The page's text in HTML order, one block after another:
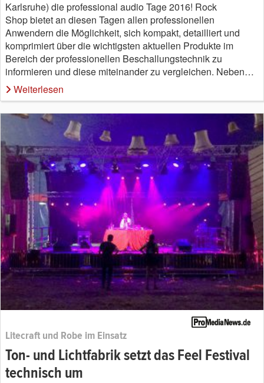
Karlsruhe) die professional audio Tage 2016! Rock
Shop bietet an diesen Tagen allen professionellen
Anwendern die Möglichkeit, sich kompakt, detailliert und
komprimiert über die wichtigsten aktuellen Produkte im
Bereich der professionellen Beschallungstechnik zu
informieren und diese miteinander zu vergleichen. Neben…
Weiterlesen
Litecraft und Robe im Einsatz
Ton- und Lichtfabrik setzt das Feel Festival
technisch um